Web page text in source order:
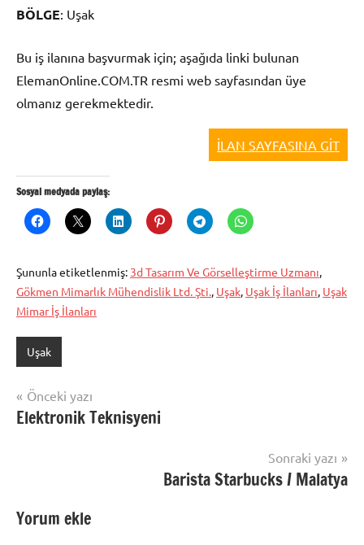
BÖLGE: Uşak
Bu iş ilanına başvurmak için; aşağıda linki bulunan
ElemanOnline.COM.TR resmi web sayfasından üye
olmanız gerekmektedir.
İLAN SAYFASINA GİT
Sosyal medyada paylaş:
Şununla etiketlenmiş: 3d Tasarım Ve Görselleştirme Uzmanı,
Gökmen Mimarlık Mühendislik Ltd. Şti., Uşak, Uşak İş İlanları, Uşak
Mimar İş İlanları
Uşak
Yazı
gezinmesi
Önceki yazı
Elektronik Teknisyeni
Sonraki yazı
Barista Starbucks / Malatya
Yorum ekle